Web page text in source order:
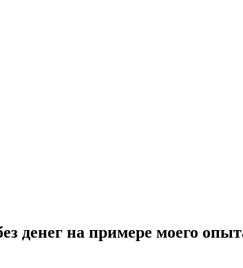
денег на примере моего